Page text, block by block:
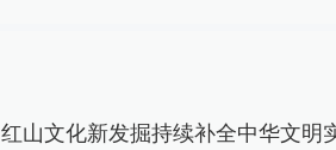
红山文化新发掘持续补全中华文明